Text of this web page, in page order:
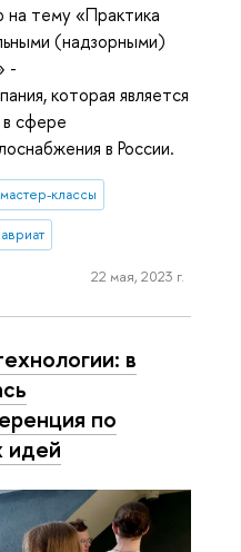
на тему «Практика
(надзорными)
-
которая является
в сфере
в России.
мастер-классы
22 мая, 2023 г.
в
по
идей